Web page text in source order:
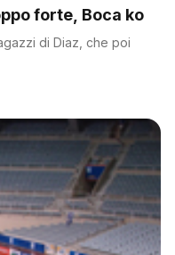
forte, Boca ko
di Diaz, che poi